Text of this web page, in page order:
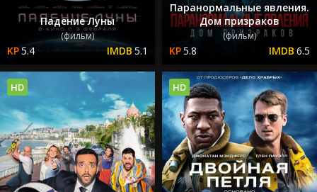
Падение Луны
(фильм)
5.4 5.1
Паранормальные явления.
Дом призраков
(фильм)
5.8 6.5
HD HD